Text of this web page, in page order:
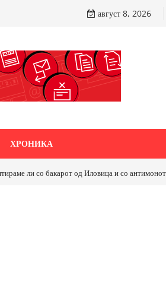
август 8, 2026
ХРОНИКА
со бакарот од Иловица и со